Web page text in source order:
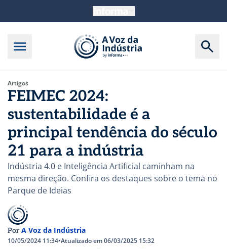
Artigos
FEIMEC 2024:
sustentabilidade é a
principal tendência do século
21 para a indústria
Indústria 4.0 e Inteligência Artificial caminham na
mesma direção. Confira os destaques sobre o tema no
Parque de Ideias
Por A Voz da Indústria
10/05/2024 11:34•Atualizado em 06/03/2025 15:32